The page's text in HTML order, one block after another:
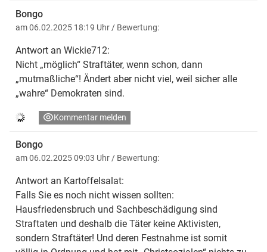
Bongo
am 06.02.2025 18:19 Uhr/ Bewertung:
Antwort an Wickie712:
Nicht „möglich“ Straftäter, wenn schon, dann
„mutmaßliche“! Ändert aber nicht viel, weil sicher alle
„wahre“ Demokraten sind.
Kommentar melden
Bongo
am 06.02.2025 09:03 Uhr/ Bewertung:
Antwort an Kartoffelsalat:
Falls Sie es noch nicht wissen sollten:
Hausfriedensbruch und Sachbeschädigung sind
Straftaten und deshalb die Täter keine Aktivisten,
sondern Straftäter! Und deren Festnahme ist somit